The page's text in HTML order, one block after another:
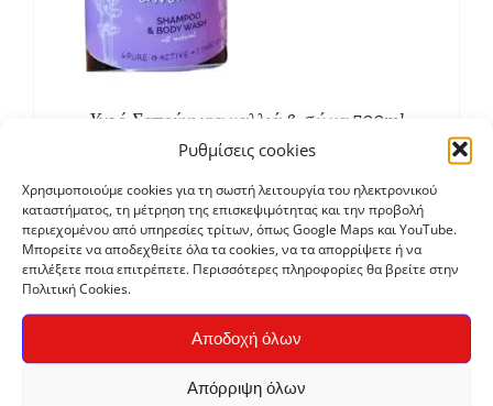
Ρυθμίσεις cookies
Χρησιμοποιούμε cookies για τη σωστή λειτουργία του ηλεκτρονικού
καταστήματος, τη μέτρηση της επισκεψιμότητας και την προβολή
περιεχομένου από υπηρεσίες τρίτων, όπως Google Maps και YouTube.
Μπορείτε να αποδεχθείτε όλα τα cookies, να τα απορρίψετε ή να
επιλέξετε ποια επιτρέπετε. Περισσότερες πληροφορίες θα βρείτε στην
Πολιτική Cookies.
Αποδοχή όλων
Απόρριψη όλων
Υγρό Σαπούνι για μαλλιά & σώμα 500ml
€6,15